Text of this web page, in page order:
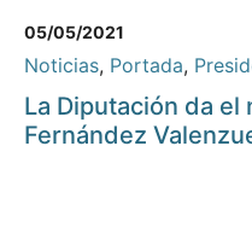
05/05/2021
Noticias, Portada,
La Diputación da
Fernández